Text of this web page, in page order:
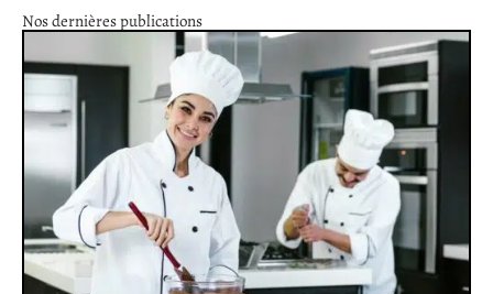
Nos dernières publications